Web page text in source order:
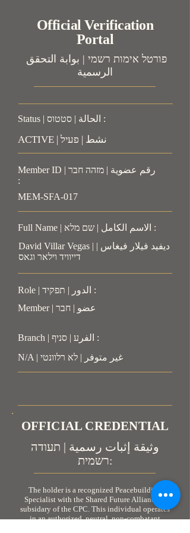
Official Verification
Portal
الرسمية
Status | الحالة | סטטוס :
ACTIVE | نشط | פעיל
Member ID | رقم عضوية | מזהה חבר
:
MEM-SFA-017
Full Name | الاسم الكامل | שם מלא :
David Villar Vegas | ديفيد فيلار فيغاس |
דייוויד וילאר וגאס
Role | الدور | תפקיד :
Member | عضو | חבר
Branch | الفرע | סניף :
N/A | غير متوفر | לא רלוונטי
OFFICIAL CREDENTIAL
وثيقة إثبات رسمية | תעודה
רשמית:
The holder is a recognized Peacebuilding
Specialist with the Shared Future Alliance, a
subsidary of the CPC. This individual operates
in an authorized, neutral, non-combatant